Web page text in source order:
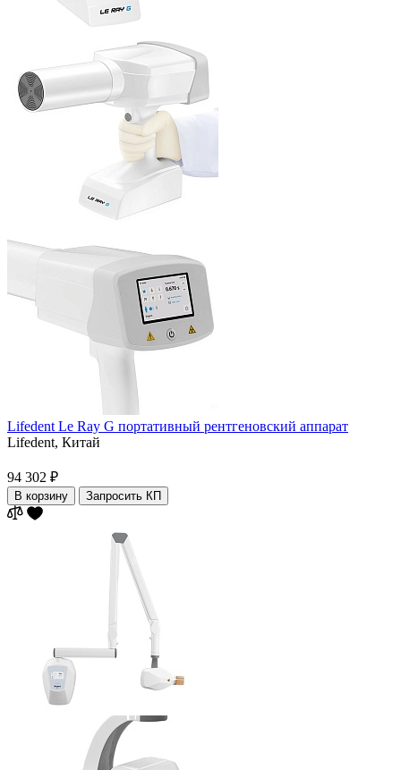
Lifedent Le Ray G портативный рентгеновский аппарат
Lifedent, Китай
94 302 ₽
В корзину Запросить КП